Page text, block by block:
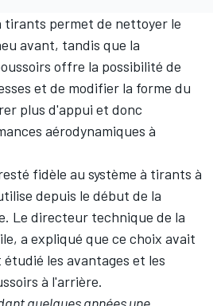
tirants permet de nettoyer le
avant, tandis que la
offre la possibilité de
et de modifier la forme du
plus d'appui et donc
aérodynamiques à
fidèle au système à tirants à
depuis le début de la
Le directeur technique de la
a expliqué que ce choix avait
les avantages et les
à l'arrière.